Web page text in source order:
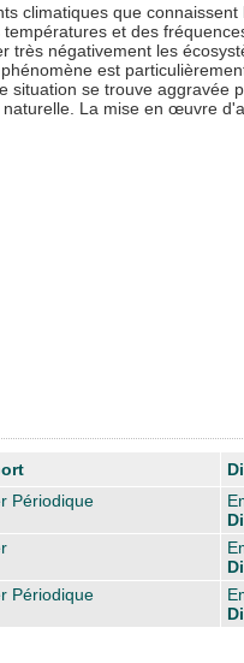
climatiques que connaissent
et des
très négativement les
est
situation se trouve aggravée
La mise en œuvre
Périodique
Périodique